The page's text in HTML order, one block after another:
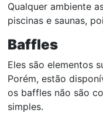
Qualquer ambiente
piscinas e saunas,
Baffles
Eles são elementos
Porém, estão
os baffles não são
simples.